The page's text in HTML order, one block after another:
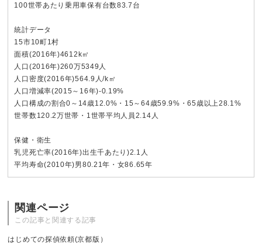
100世帯あたり乗用車保有台数83.7台
統計データ
15市10町1村
面積(2016年)4612k㎡
人口(2016年)260万5349人
人口密度(2016年)564.9人/k㎡
人口増減率(2015～16年)-0.19%
人口構成の割合0～14歳12.0%・15～64歳59.9%・65歳以上28.1%
世帯数120.2万世帯・1世帯平均人員2.14人
保健・衛生
乳児死亡率(2016年)出生千あたり)2.1人
平均寿命(2010年)男80.21年・女86.65年
関連ページ
この記事と関連する記事
はじめての探偵依頼(京都版）